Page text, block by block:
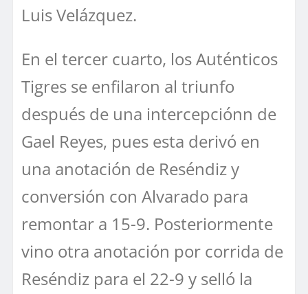
Luis Velázquez.
En el tercer cuarto, los Auténticos
Tigres se enfilaron al triunfo
después de una intercepciónn de
Gael Reyes, pues esta derivó en
una anotación de Reséndiz y
conversión con Alvarado para
remontar a 15-9. Posteriormente
vino otra anotación por corrida de
Reséndiz para el 22-9 y selló la